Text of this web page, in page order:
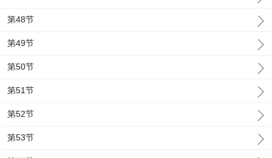
第48节
第49节
第50节
第51节
第52节
第53节